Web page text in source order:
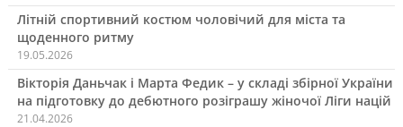
Літній спортивний костюм чоловічий для міста та
щоденного ритму
19.05.2026
Вікторія Даньчак і Марта Федик – у складі збірної України
на підготовку до дебютного розіграшу жіночої Ліги націй
21.04.2026